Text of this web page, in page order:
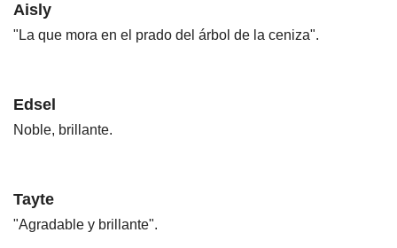
Aisly
"La que mora en el prado del árbol de la ceniza".
Edsel
Noble, brillante.
Tayte
"Agradable y brillante".